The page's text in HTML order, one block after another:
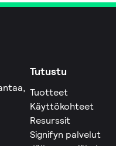
Tutustu
Tuotteet
Käyttökohteet
Resurssit
Signifyn palvelut